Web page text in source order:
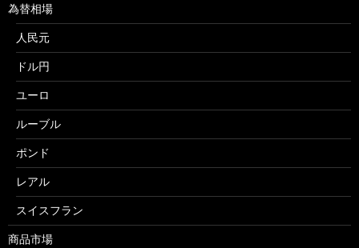
為替相場
人民元
ドル円
ユーロ
ルーブル
ポンド
レアル
スイスフラン
商品市場